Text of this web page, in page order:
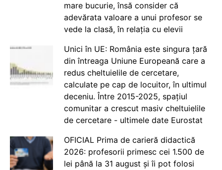
mare bucurie, însă consider că
adevărata valoare a unui profesor se
vede la clasă, în relația cu elevii
Unici în UE: România este singura țară
din întreaga Uniune Europeană care a
redus cheltuielile de cercetare,
calculate pe cap de locuitor, în ultimul
deceniu. Între 2015-2025, spațiul
comunitar a crescut masiv cheltuielile
de cercetare - ultimele date Eurostat
OFICIAL Prima de carieră didactică
2026: profesorii primesc cei 1.500 de
lei până la 31 august și îi pot folosi